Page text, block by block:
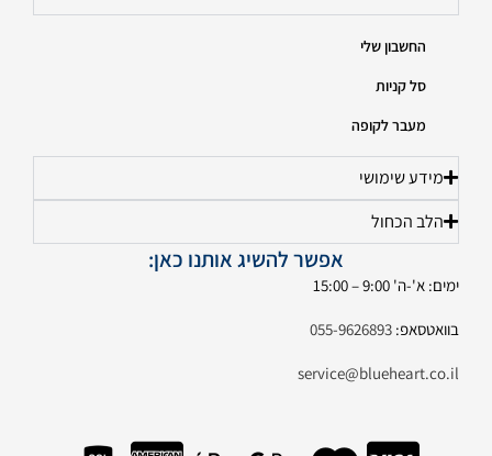
החשבון שלי
סל קניות
מעבר לקופה
מידע שימושי
הלב הכחול
אפשר להשיג אותנו כאן:
ימים: א'-ה' 9:00 – 15:00
בוואטסאפ: 055-9626893
service@blueheart.co.il